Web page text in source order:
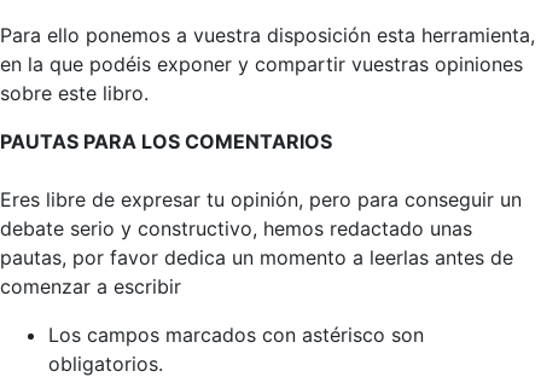
Para ello ponemos a vuestra disposición esta herramienta,
en la que podéis exponer y compartir vuestras opiniones
sobre este libro.
PAUTAS PARA LOS COMENTARIOS
Eres libre de expresar tu opinión, pero para conseguir un
debate serio y constructivo, hemos redactado unas
pautas, por favor dedica un momento a leerlas antes de
comenzar a escribir
Los campos marcados con astérisco son
obligatorios.